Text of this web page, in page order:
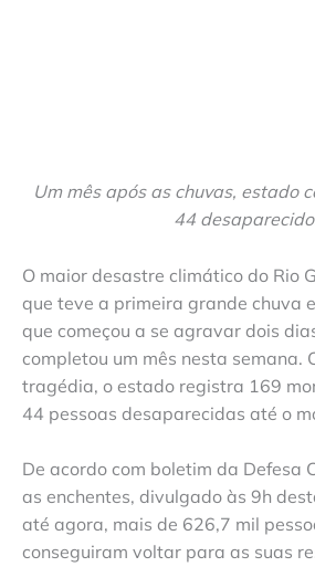
Um mês após as chuvas, estado
44
O maior desastre climático do Rio
que teve a primeira grande chuva
que começou a se agravar dois
completou um mês nesta semana.
tragédia, o estado registra 169
44 pessoas desaparecidas até o
De acordo com boletim da Defesa
as enchentes, divulgado às 9h
até agora, mais de 626,7 mil
conseguiram voltar para as suas